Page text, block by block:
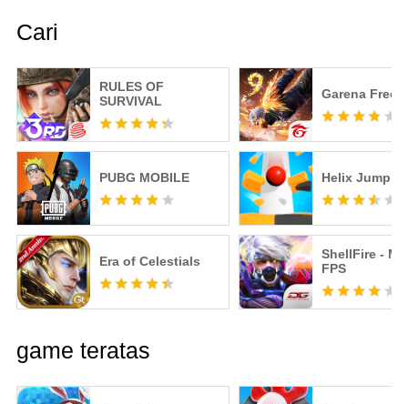
Cari
RULES OF
SURVIVAL
Garena Free
PUBG MOBILE Helix Jump
Era of Celestials
ShellFire -
FPS
game teratas